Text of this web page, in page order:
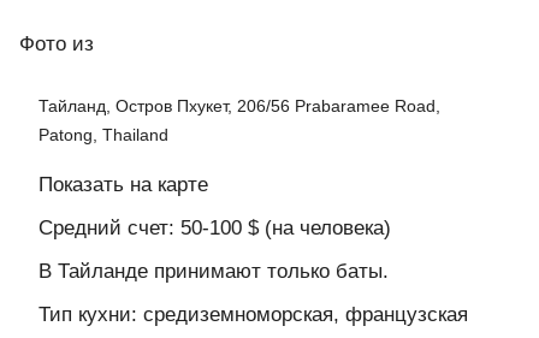
Фото из
Тайланд, Остров Пхукет, 206/56 Prabaramee Road,
Patong, Thailand
Показать на карте
Средний счет: 50-100 $ (на человека)
В Тайланде принимают только баты.
Тип кухни: средиземноморская, французская